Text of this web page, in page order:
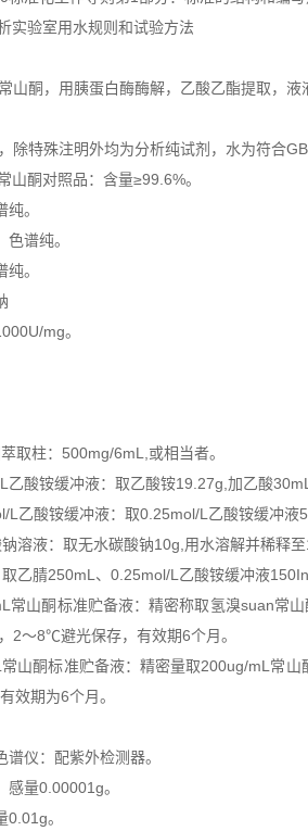
实验室用水规则和试验方法
山酮，用胰蛋白酶酶解，乙酸乙酯提取，
除特殊注明外均为分析纯试剂，水为符合
山酮对照品：含量≥99.6%。
。
谱纯。
。
mg。
取柱：500mg/6mL,或相当者。
乙酸铵缓冲液：取乙酸铵19.27g,加乙酸
L乙酸铵缓冲液：取0.25mol/L乙酸铵缓冲液
溶液：取无水碳酸钠10g,用水溶解并稀释
乙腈250mL、0.25mol/L乙酸铵缓冲液
常山酮标准贮备液：精密称取氢溴suan常
2～8℃避光保存，有效期6个月。
山酮标准贮备液：精密量取200ug/mL常
效期为6个月。
谱仪：配紫外检测器。
感量0.00001g。
0.01g。